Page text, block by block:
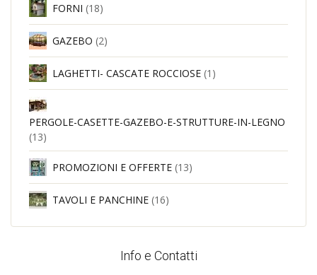
FORNI (18)
GAZEBO (2)
LAGHETTI- CASCATE ROCCIOSE (1)
PERGOLE-CASETTE-GAZEBO-E-STRUTTURE-IN-LEGNO
(13)
PROMOZIONI E OFFERTE (13)
TAVOLI E PANCHINE (16)
Info e Contatti